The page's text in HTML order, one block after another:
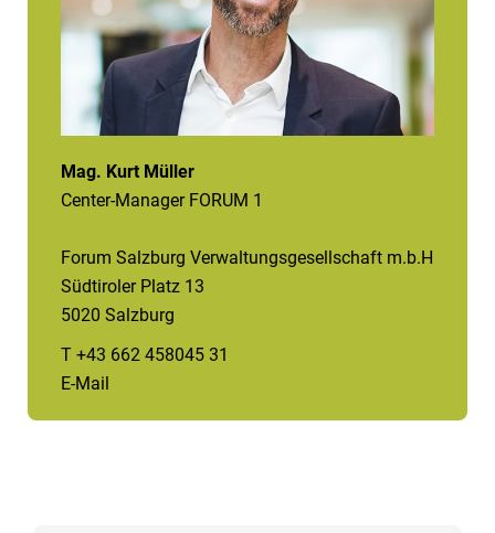
Mag. Kurt Müller
Center-Manager FORUM 1
Forum Salzburg Verwaltungsgesellschaft m.b.H
Südtiroler Platz 13
5020 Salzburg
T +43 662 458045 31
E-Mail